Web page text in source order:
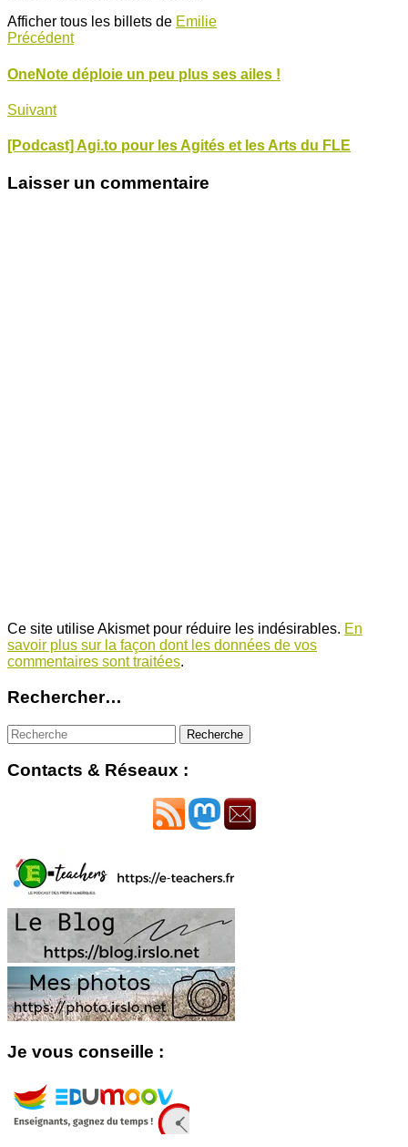
Afficher tous les billets de Emilie
Précédent
OneNote déploie un peu plus ses ailes !
Suivant
[Podcast] Agi.to pour les Agités et les Arts du FLE
Laisser un commentaire
Ce site utilise Akismet pour réduire les indésirables. En
savoir plus sur la façon dont les données de vos
commentaires sont traitées.
Rechercher…
Contacts & Réseaux :
Je vous conseille :